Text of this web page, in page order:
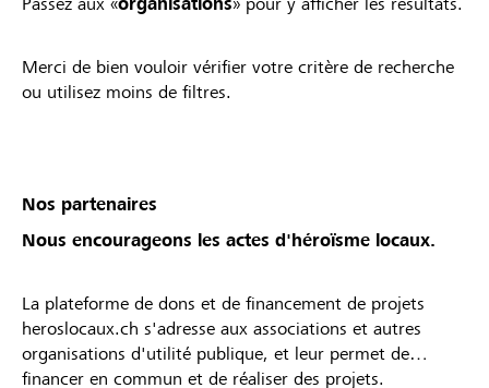
Merci de bien vouloir vérifier votre critère de recherche
ou utilisez moins de filtres.
Nos partenaires
Nous encourageons les actes d'héroïsme locaux.
La plateforme de dons et de financement de projets
heroslocaux.ch s'adresse aux associations et autres
organisations d'utilité publique, et leur permet de
financer en commun et de réaliser des projets.